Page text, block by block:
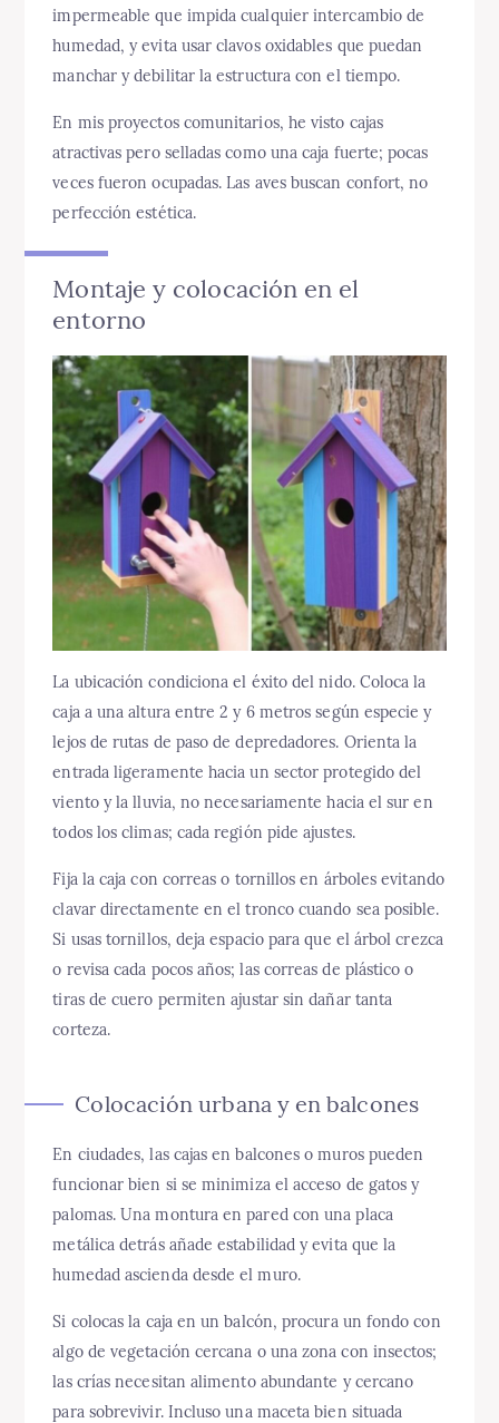
impermeable que impida cualquier intercambio de
humedad, y evita usar clavos oxidables que puedan
manchar y debilitar la estructura con el tiempo.
En mis proyectos comunitarios, he visto cajas
atractivas pero selladas como una caja fuerte; pocas
veces fueron ocupadas. Las aves buscan confort, no
perfección estética.
Montaje y colocación en el
entorno
La ubicación condiciona el éxito del nido. Coloca la
caja a una altura entre 2 y 6 metros según especie y
lejos de rutas de paso de depredadores. Orienta la
entrada ligeramente hacia un sector protegido del
viento y la lluvia, no necesariamente hacia el sur en
todos los climas; cada región pide ajustes.
Fija la caja con correas o tornillos en árboles evitando
clavar directamente en el tronco cuando sea posible.
Si usas tornillos, deja espacio para que el árbol crezca
o revisa cada pocos años; las correas de plástico o
tiras de cuero permiten ajustar sin dañar tanta
corteza.
Colocación urbana y en balcones
En ciudades, las cajas en balcones o muros pueden
funcionar bien si se minimiza el acceso de gatos y
palomas. Una montura en pared con una placa
metálica detrás añade estabilidad y evita que la
humedad ascienda desde el muro.
Si colocas la caja en un balcón, procura un fondo con
algo de vegetación cercana o una zona con insectos;
las crías necesitan alimento abundante y cercano
para sobrevivir. Incluso una maceta bien situada